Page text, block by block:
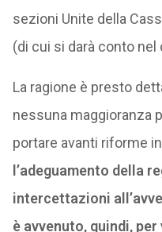
sezioni Unite della
(di cui si darà conto nel
La ragione è presto
nessuna maggioranza
portare avanti riforme
l’adeguamento della
intercettazioni
è avvenuto, quindi,